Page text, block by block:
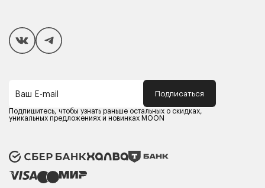
Покупателям
Способы оплаты
Компания MOON
Оферта
Политика конфиденциальности
Карьера в MOON
Ваш E-mail Подписаться
Подпишитесь, чтобы узнать раньше остальных о скидках,
уникальных предложениях и новинках MOON